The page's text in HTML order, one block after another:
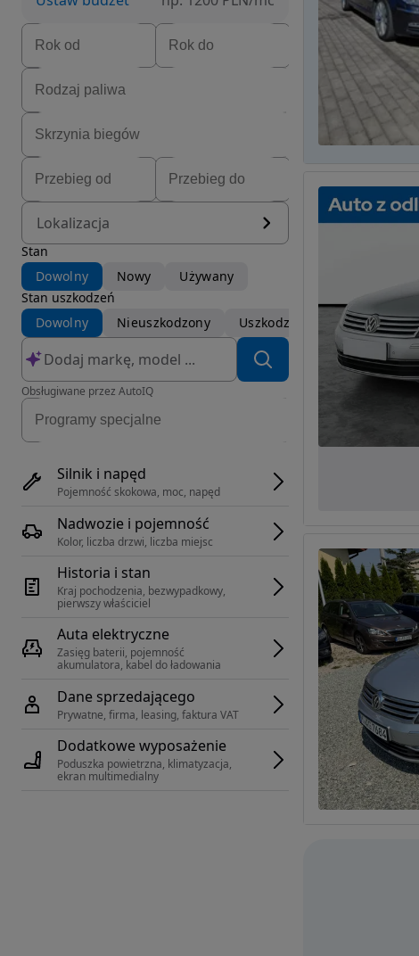
Lokalizacja
Stan
Dowolny
Nowy
Używany
Stan uszkodzeń
Dowolny
Nieuszkodzony Uszkodzony
Obsługiwane przez AutoIQ
Silnik i napęd
Pojemność skokowa, moc, napęd
Nadwozie i pojemność
Kolor, liczba drzwi, liczba miejsc
Historia i stan
Kraj pochodzenia, bezwypadkowy,
pierwszy właściciel
Auta elektryczne
Zasięg baterii, pojemność
akumulatora, kabel do ładowania
Dane sprzedającego
Prywatne, firma, leasing, faktura VAT
Dodatkowe wyposażenie
Poduszka powietrzna, klimatyzacja,
ekran multimedialny